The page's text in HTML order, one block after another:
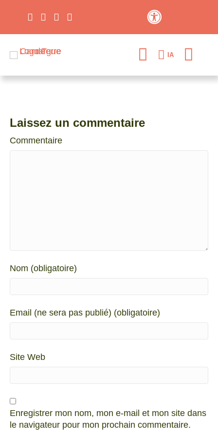
IA
Laissez un commentaire
Commentaire
Nom (obligatoire)
Email (ne sera pas publié) (obligatoire)
Site Web
Enregistrer mon nom, mon e-mail et mon site dans
le navigateur pour mon prochain commentaire.